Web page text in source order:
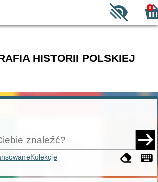
0
HISTORII POLSKIEJ
Kolekcje